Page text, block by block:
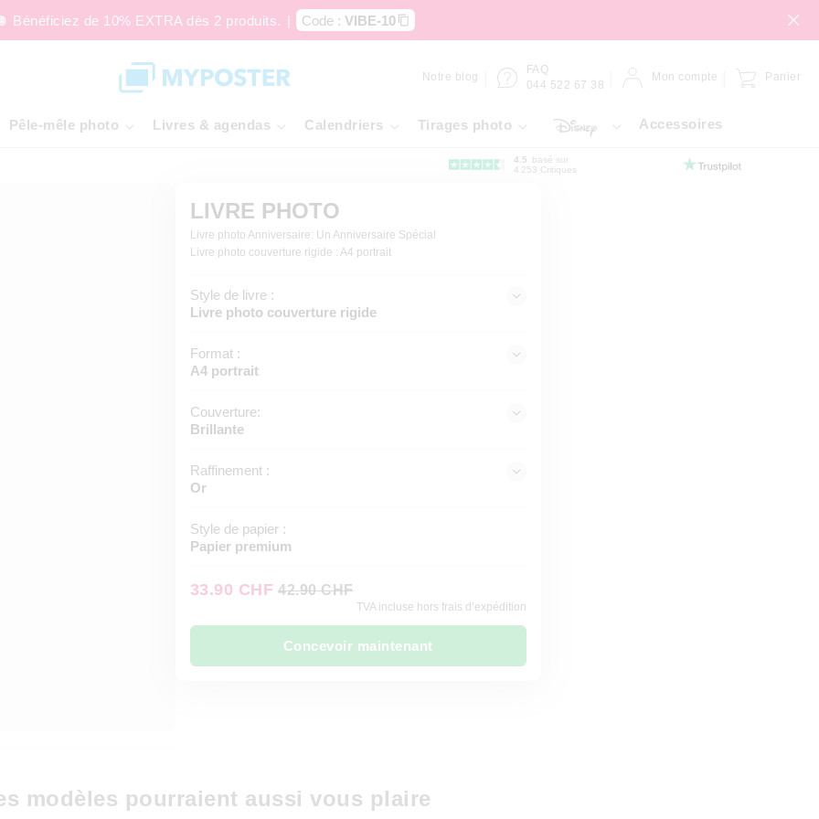
Bénéficiez de 10% EXTRA dès 2 produits. | Code : VIBE-10
Notre blog
FAQ
044 522 67 38
Mon compte Panier
Pêle-mêle photo Livres & agendas Calendriers Tirages photo Accessoires
4.5
basé sur
4 253 Critiques
LIVRE PHOTO
Livre photo Anniversaire: Un Anniversaire Spécial
Livre photo couverture rigide : A4 portrait
Style de livre :
Livre photo couverture rigide
Format :
A4 portrait
Couverture:
Brillante
Raffinement :
Or
Style de papier :
Papier premium
33.90 CHF 42.90 CHF
TVA incluse hors frais d’expédition
Concevoir maintenant
modèles pourraient aussi vous plaire